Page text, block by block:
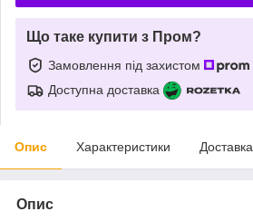
Що таке купити з Пром?
Замовлення під захистом
Доступна доставка
Опис Характеристики Доставка
Опис